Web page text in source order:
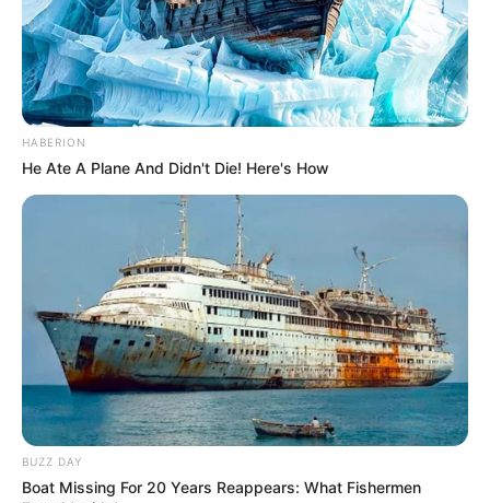
resultado lindo!
HABERION
He Ate A Plane And Didn't Die! Here's How
BUZZ DAY
Boat Missing For 20 Years Reappears: What Fishermen